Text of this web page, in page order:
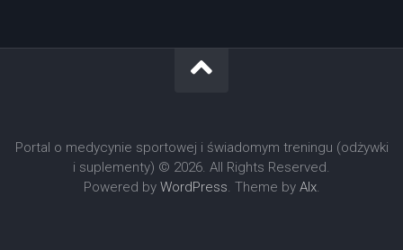
Portal o medycynie sportowej i świadomym treningu (odżywki
i suplementy) © 2026. All Rights Reserved.
Powered by WordPress . Theme by Alx.